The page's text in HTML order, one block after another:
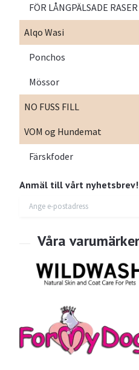
FÖR LÅNGPÄLSADE RASER
Alqo Wasi
Ponchos
Mössor
NO FUSS FILL
VOM og Hundemat
Färskfoder
Anmäl till vårt nyhetsbrev!